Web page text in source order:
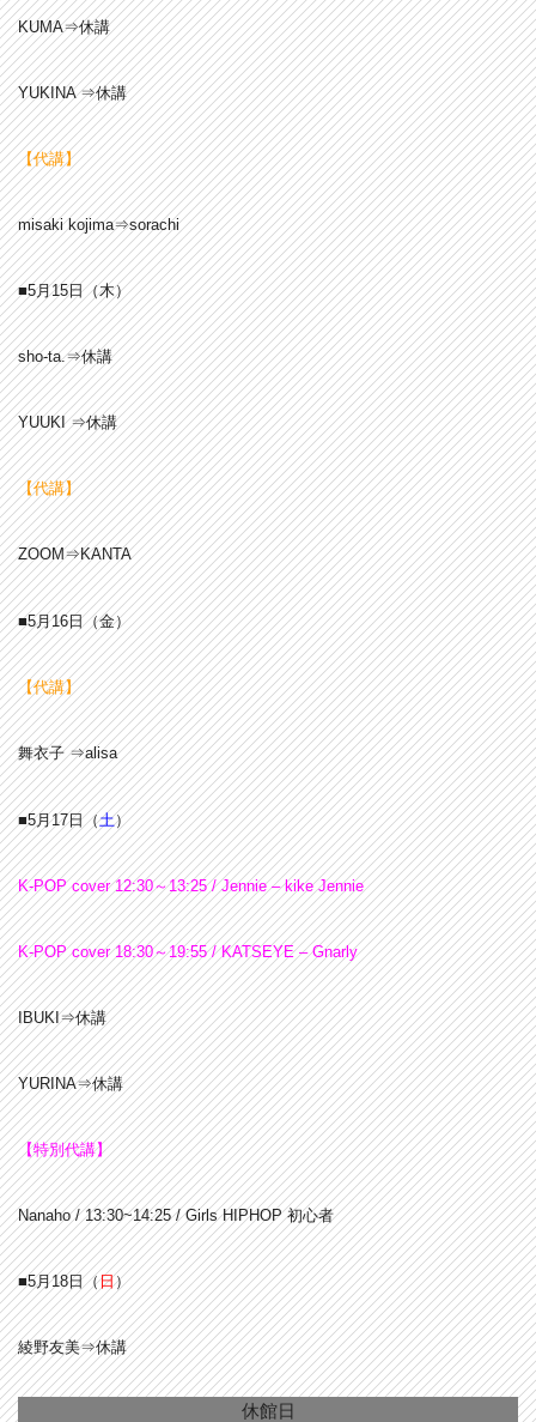
KUMA⇒休講
YUKINA ⇒休講
【代講】
misaki kojima⇒sorachi
■5月15日（木）
sho-ta.⇒休講
YUUKI ⇒休講
【代講】
ZOOM⇒KANTA
■5月16日（金）
【代講】
舞衣子 ⇒alisa
■5月17日（土）
K-POP cover 12:30～13:25 / Jennie – kike Jennie
K-POP cover 18:30～19:55 / KATSEYE – Gnarly
IBUKI⇒休講
YURINA⇒休講
【特別代講】
Nanaho / 13:30~14:25 / Girls HIPHOP 初心者
■5月18日（日）
綾野友美⇒休講
休館日